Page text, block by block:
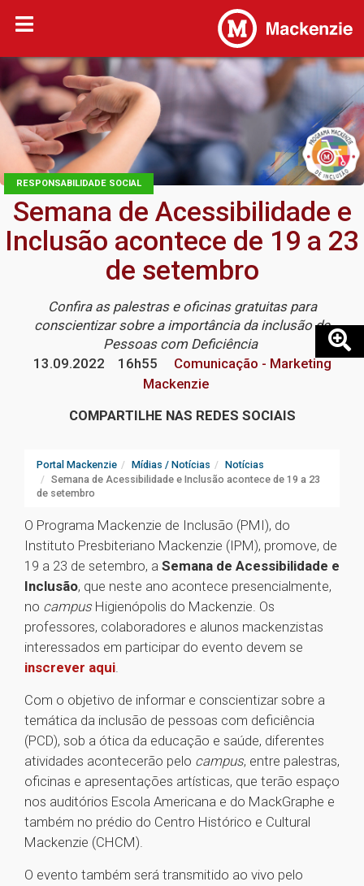
RESPONSABILIDADE SOCIAL
Semana de Acessibilidade e
Inclusão acontece de 19 a 23
de setembro
Confira as palestras e oficinas gratuitas para
conscientizar sobre a importância da inclusão de
Pessoas com Deficiência
13.09.2022
16h55
Comunicação - Marketing
Mackenzie
COMPARTILHE NAS REDES SOCIAIS
Portal Mackenzie Mídias / Notícias
Notícias
Semana de Acessibilidade e Inclusão acontece de 19 a 23
de setembro
O Programa Mackenzie de Inclusão (PMI), do
Instituto Presbiteriano Mackenzie (IPM), promove, de
19 a 23 de setembro, a Semana de Acessibilidade e
Inclusão, que neste ano acontece presencialmente,
no campus Higienópolis do Mackenzie. Os
professores, colaboradores e alunos mackenzistas
interessados em participar do evento devem se
inscrever aqui.
Com o objetivo de informar e conscientizar sobre a
temática da inclusão de pessoas com deficiência
(PCD), sob a ótica da educação e saúde, diferentes
atividades acontecerão pelo campus, entre palestras,
oficinas e apresentações artísticas, que terão espaço
nos auditórios Escola Americana e do MackGraphe e
também no prédio do Centro Histórico e Cultural
Mackenzie (CHCM).
O evento também será transmitido ao vivo pelo